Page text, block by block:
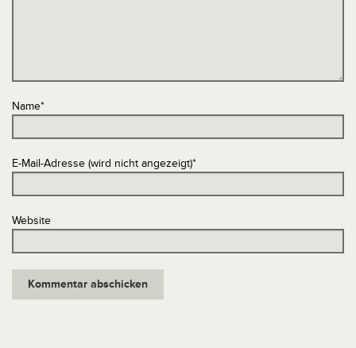
Name*
E-Mail-Adresse (wird nicht angezeigt)*
Website